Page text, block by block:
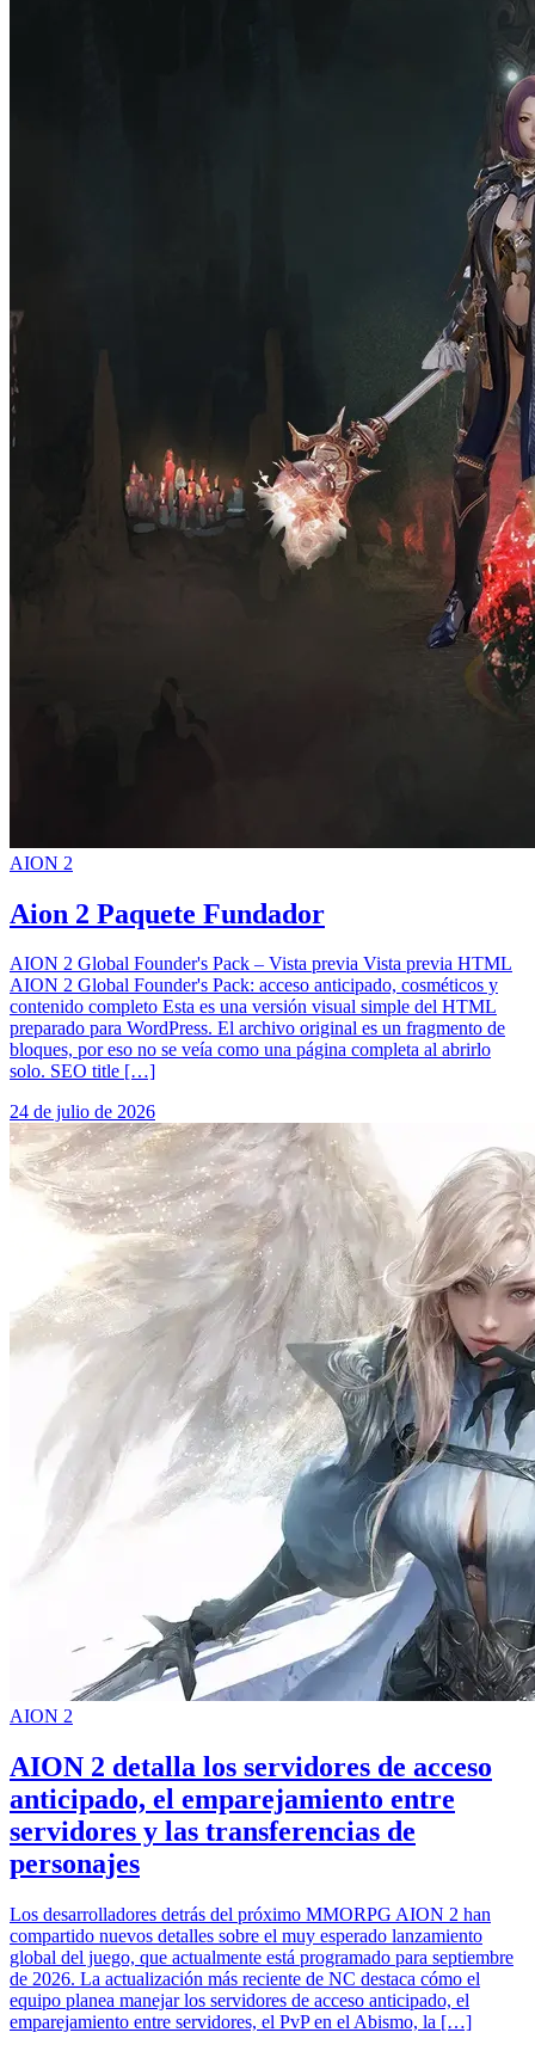
AION 2
Aion 2 Paquete Fundador
AION 2 Global Founder's Pack – Vista previa Vista previa HTML
AION 2 Global Founder's Pack: acceso anticipado, cosméticos y
contenido completo Esta es una versión visual simple del HTML
preparado para WordPress. El archivo original es un fragmento de
bloques, por eso no se veía como una página completa al abrirlo
solo. SEO title […]
24 de julio de 2026
AION 2
AION 2 detalla los servidores de acceso
anticipado, el emparejamiento entre
servidores y las transferencias de
personajes
Los desarrolladores detrás del próximo MMORPG AION 2 han
compartido nuevos detalles sobre el muy esperado lanzamiento
global del juego, que actualmente está programado para septiembre
de 2026. La actualización más reciente de NC destaca cómo el
equipo planea manejar los servidores de acceso anticipado, el
emparejamiento entre servidores, el PvP en el Abismo, la […]